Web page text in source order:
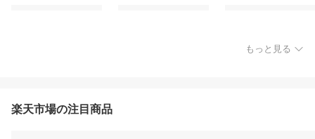
もっと見る
楽天市場の注目商品